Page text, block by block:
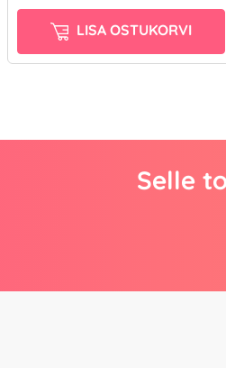
LISA OSTUKORVI
Selle